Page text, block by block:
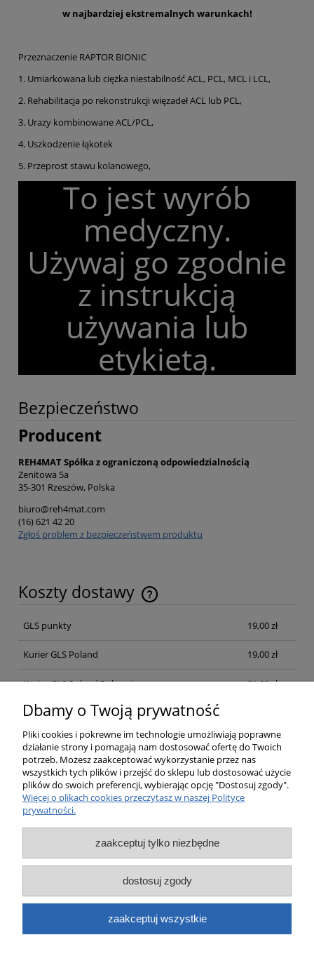
w najbardziej ekstremalnych warunkach!
Przeznaczenie RAPTOR BIONIC
1. Umiarkowana lub ciężka niestabilność ACL, PCL, MCL i LCL,
2. Rehabilitacja po rekonstrukcji więzadeł ACL lub PCL,
3. Urazy kombinowane ACL/PCL,
4. Uszkodzenie łąkotek
5. Przeprost stawu kolanowego,
To jest wyrób
medyczny.
Używaj go zgodnie
z instrukcją
używania lub
etykietą.
Bezpieczeństwo
Producent
REH4MAT Spółka z ograniczoną odpowiedzialnością
Zenitowa 5a
35-301 Rzeszów, Polska
biuro@reh4mat.com
(16) 621 42 20
Zgłoś problem z bezpieczeństwem produktu
Koszty dostawy
Cena nie zawiera ewentualnych kosztów płatności
GLS punkty
19,00 zł
Kurier GLS Poland 19,00 zł
Kurier GLS Poland Pobraniowa 21,00 zł
Opinie o produkcie (0)
Pomoc
Moje konto
Płatności i dostawa
Informacje
Dbamy o Twoją prywatność
Pliki cookies i pokrewne im technologie umożliwiają poprawne
działanie strony i pomagają nam dostosować ofertę do Twoich
potrzeb. Możesz zaakceptować wykorzystanie przez nas
wszystkich tych plików i przejść do sklepu lub dostosować użycie
plików do swoich preferencji, wybierając opcję "Dostosuj zgody".
Więcej o plikach cookies przeczytasz w naszej Polityce
prywatności.
zaakceptuj tylko niezbędne
dostosuj zgody
zaakceptuj wszystkie